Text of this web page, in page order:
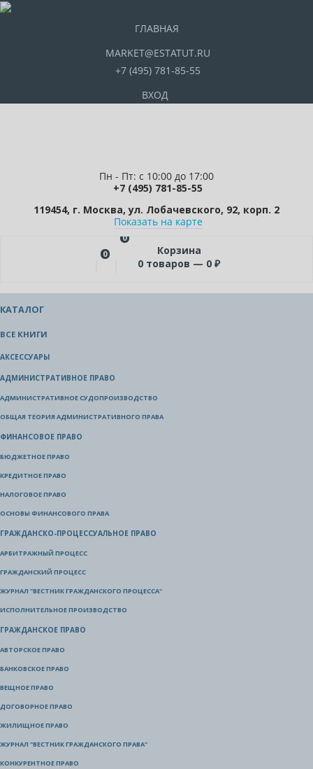
ГЛАВНАЯ
MARKET@ESTATUT.RU
+7 (495) 781-85-55
ВХОД
Пн - Пт: с 10:00 до 17:00
+7 (495) 781-85-55
119454, г. Москва, ул. Лобачевского, 92, корп. 2
Показать на карте
0
0
Корзина
0 товаров — 0 ₽
КАТАЛОГ
ВСЕ КНИГИ
АКСЕССУАРЫ
АДМИНИСТРАТИВНОЕ ПРАВО
АДМИНИСТРАТИВНОЕ СУДОПРОИЗВОДСТВО
ОБЩАЯ ТЕОРИЯ АДМИНИСТРАТИВНОГО ПРАВА
ФИНАНСОВОЕ ПРАВО
БЮДЖЕТНОЕ ПРАВО
КРЕДИТНОЕ ПРАВО
НАЛОГОВОЕ ПРАВО
ОСНОВЫ ФИНАНСОВОГО ПРАВА
ГРАЖДАНСКО-ПРОЦЕССУАЛЬНОЕ ПРАВО
АРБИТРАЖНЫЙ ПРОЦЕСС
ГРАЖДАНСКИЙ ПРОЦЕСС
ЖУРНАЛ "ВЕСТНИК ГРАЖДАНСКОГО ПРОЦЕССА"
ИСПОЛНИТЕЛЬНОЕ ПРОИЗВОДСТВО
ГРАЖДАНСКОЕ ПРАВО
АВТОРСКОЕ ПРАВО
БАНКОВСКОЕ ПРАВО
ВЕЩНОЕ ПРАВО
ДОГОВОРНОЕ ПРАВО
ЖИЛИЩНОЕ ПРАВО
ЖУРНАЛ "ВЕСТНИК ГРАЖДАНСКОГО ПРАВА"
КОНКУРЕНТНОЕ ПРАВО